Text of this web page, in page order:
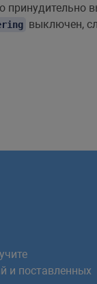
принудительно
выключен,
и поставленных